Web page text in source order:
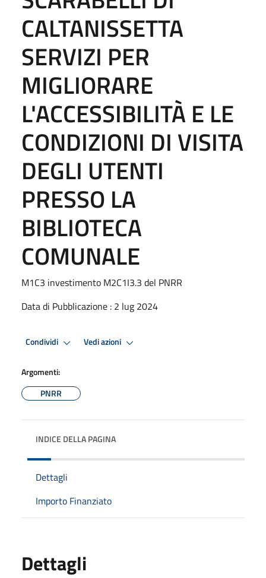
CALTANISSETTA
SERVIZI PER
MIGLIORARE
L'ACCESSIBILITÀ E LE
CONDIZIONI DI VISITA
DEGLI UTENTI
PRESSO LA
BIBLIOTECA
COMUNALE
M1C3 investimento M2C1I3.3 del PNRR
Data di Pubblicazione : 2 lug 2024
Condividi Vedi azioni
Argomenti:
PNRR
INDICE DELLA PAGINA
Dettagli
Importo Finanziato
Dettagli